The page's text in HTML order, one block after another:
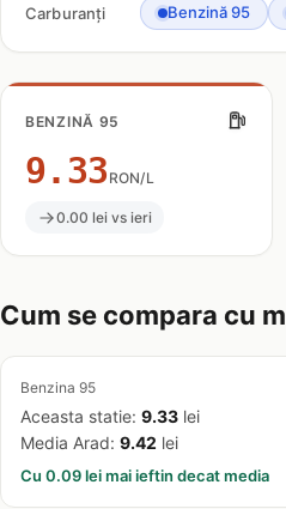
Carburanți Benzină 95
BENZINĂ 95
9.33 RON/L
0.00 lei vs ieri
Cum se compara cu
Benzina 95
Aceasta statie: 9.33 lei
Media Arad: 9.42 lei
Cu 0.09 lei mai ieftin decat media